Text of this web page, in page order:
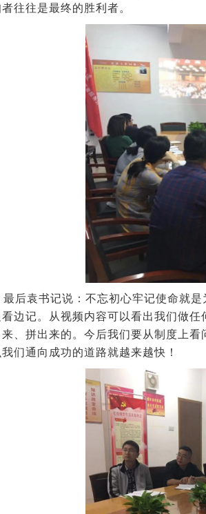
往往是最终的胜利者。
袁书记说： 不忘初心牢记使命就是
边记。 从视频内容可以看出我们做
、拼出来的。 今后我们要从制度上看
们通向成功的道路就越来越快！